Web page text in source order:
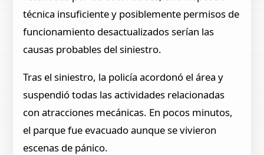
técnica insuficiente y posiblemente permisos de
funcionamiento desactualizados serían las
causas probables del siniestro.
Tras el siniestro, la policía acordonó el área y
suspendió todas las actividades relacionadas
con atracciones mecánicas. En pocos minutos,
el parque fue evacuado aunque se vivieron
escenas de pánico.